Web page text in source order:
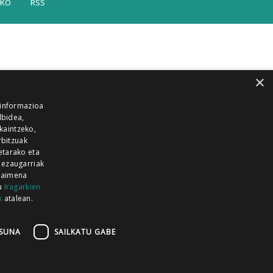
RSS
GUKA
GUKA ZUMAIA GUKA
×
eta
Iragarkien
atalean.
SAILKATU GABE